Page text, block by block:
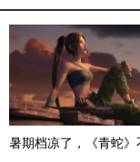
暑期档凉了，《青蛇》